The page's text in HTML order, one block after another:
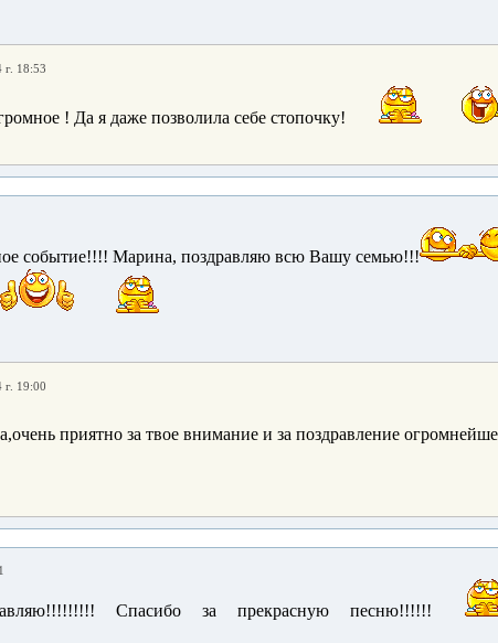
г. 18:53
! Да я даже позволила себе стопочку!
событие!!!! Марина, поздравляю всю Вашу семью!!!
г. 19:00
приятно за твое внимание и за поздравление
Спасибо за прекрасную песню!!!!!!